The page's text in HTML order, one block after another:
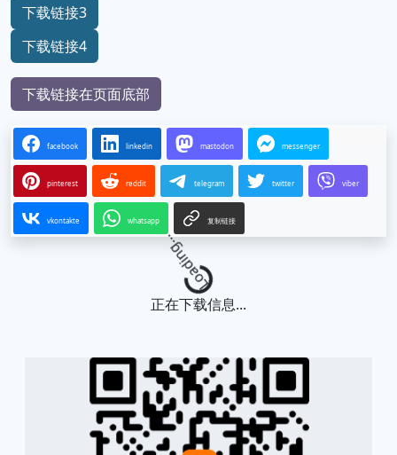
下载链接3
下载链接4
下载链接在页面底部
facebook linkedin mastodon messenger
pinterest reddit telegram twitter viber
vkontakte whatsapp 复制链接
Loading...
正在下载信息...